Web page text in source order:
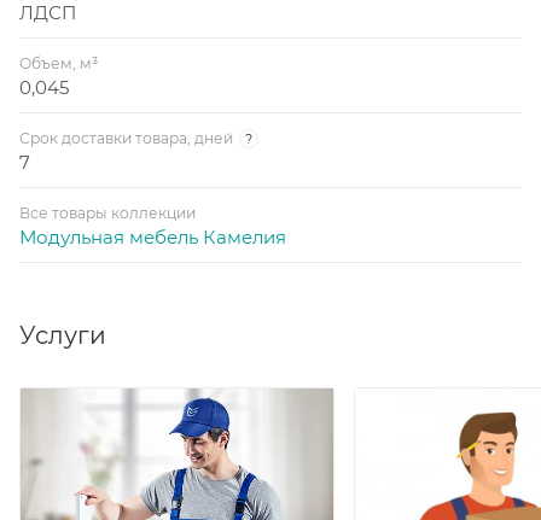
ЛДСП
Объем, м³
0,045
Срок доставки товара, дней ?
7
Все товары коллекции
Модульная мебель Камелия
Услуги